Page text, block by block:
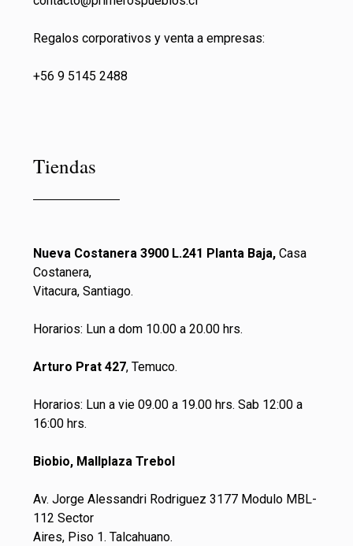
Regalos corporativos y venta a empresas:
+56 9 5145 2488
Tiendas
Nueva Costanera 3900 L.241 Planta Baja, Casa
Costanera,
Vitacura, Santiago.
Horarios: Lun a dom 10.00 a 20.00 hrs.
Arturo Prat 427, Temuco.
Horarios: Lun a vie 09.00 a 19.00 hrs. Sab 12:00 a
16:00 hrs.
Biobio, Mallplaza Trebol
Av. Jorge Alessandri Rodriguez 3177 Modulo MBL-
112 Sector
Aires, Piso 1. Talcahuano.